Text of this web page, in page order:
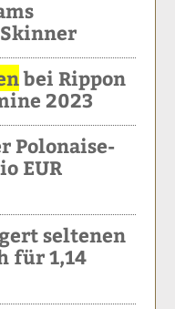
bei Rippon
2023
Polonaise-
EUR
seltenen
für 1,14